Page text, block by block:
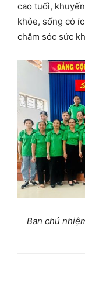
cao tuổi,
khỏe, sống có
chăm sóc sức
Ban chủ